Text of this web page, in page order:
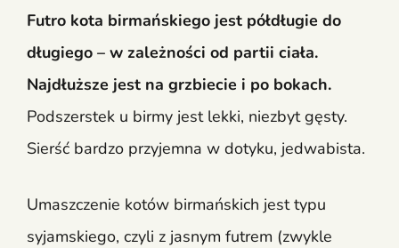
Futro kota birmańskiego jest półdługie do
długiego – w zależności od partii ciała.
Najdłuższe jest na grzbiecie i po bokach.
Podszerstek u birmy jest lekki, niezbyt gęsty.
Sierść bardzo przyjemna w dotyku, jedwabista.
Umaszczenie kotów birmańskich jest typu
syjamskiego, czyli z jasnym futrem (zwykle